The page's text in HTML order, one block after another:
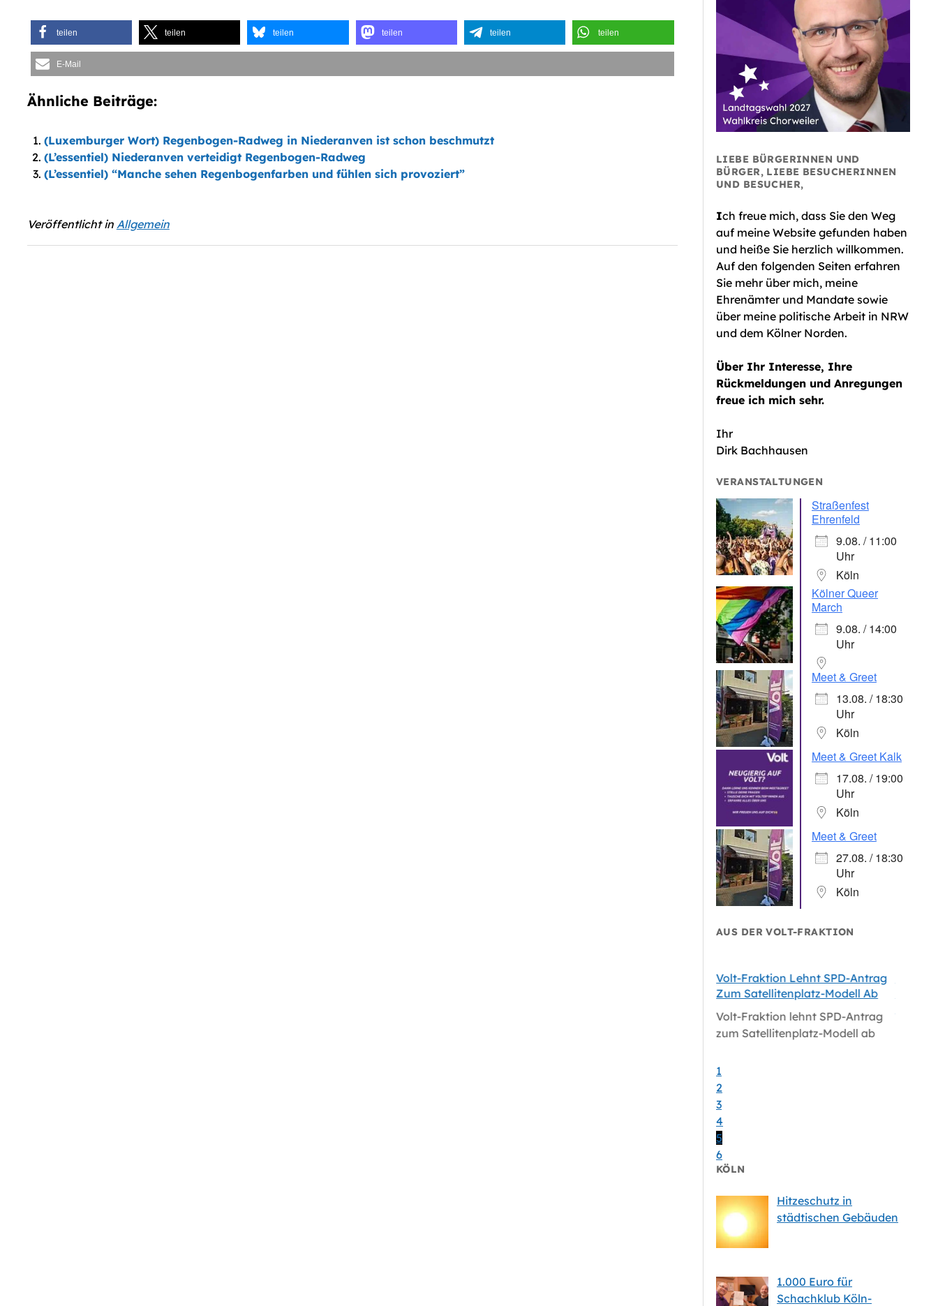
teilen teilen teilen teilen teilen teilen
E-Mail
Ähnliche Beiträge:
(Luxemburger Wort) Regenbogen-Radweg in Niederanven ist schon beschmutzt
(L’essentiel) Niederanven verteidigt Regenbogen-Radweg
(L’essentiel) “Manche sehen Regenbogenfarben und fühlen sich provoziert”
Veröffentlicht in Allgemein
LIEBE BÜRGERINNEN UND
BÜRGER, LIEBE BESUCHERINNEN
UND BESUCHER,
Ich freue mich, dass Sie den Weg
auf meine Website gefunden haben
und heiße Sie herzlich willkommen.
Auf den folgenden Seiten erfahren
Sie mehr über mich, meine
Ehrenämter und Mandate sowie
über meine politische Arbeit in NRW
und dem Kölner Norden.
Über Ihr Interesse, Ihre
Rückmeldungen und Anregungen
freue ich mich sehr.
Ihr
Dirk Bachhausen
VERANSTALTUNGEN
Straßenfest
Ehrenfeld
9.08. / 11:00
Uhr
Köln
Kölner Queer
March
9.08. / 14:00
Uhr
Meet & Greet
13.08. / 18:30
Uhr
Köln
Meet & Greet Kalk
17.08. / 19:00
Uhr
Köln
Meet & Greet
27.08. / 18:30
Uhr
Köln
AUS DER VOLT-FRAKTION
Volt-Fraktion Lehnt SPD-Antrag
Zum Satellitenplatz-Modell Ab
Volt-Fraktion lehnt SPD-Antrag
zum Satellitenplatz-Modell ab
1
2
3
4
5
6
KÖLN
Hitzeschutz in
städtischen Gebäuden
1.000 Euro für
Schachklub Köln-